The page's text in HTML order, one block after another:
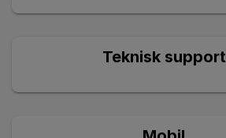
Teknisk support